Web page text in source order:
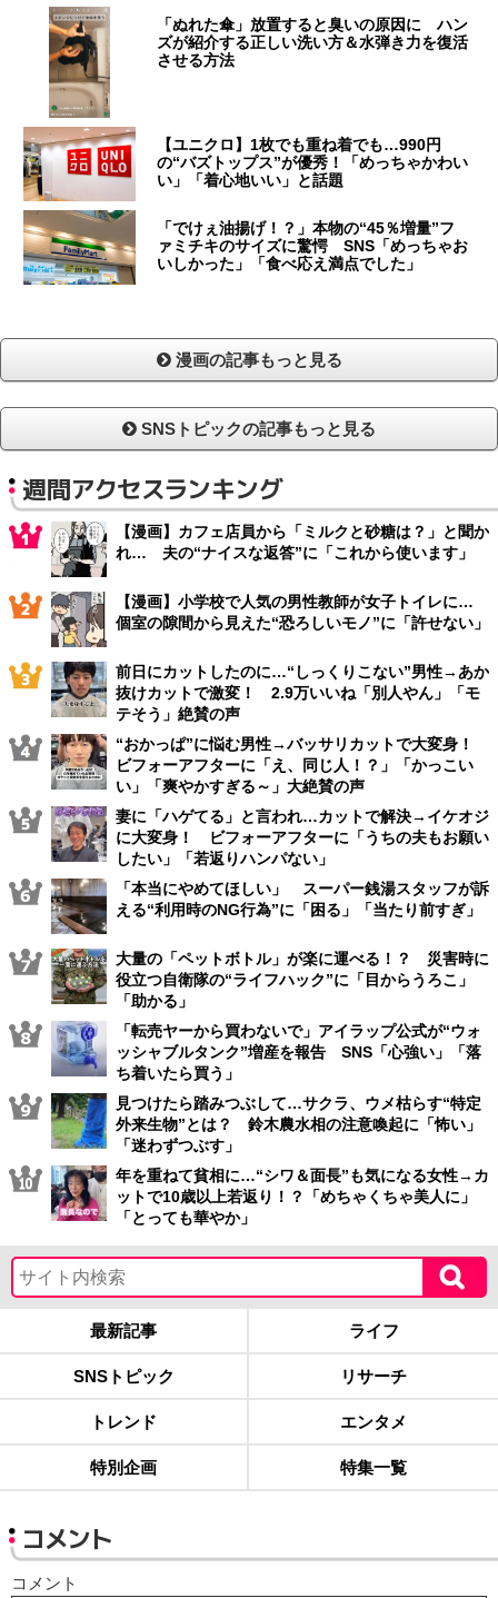
「ぬれた傘」放置すると臭いの原因に ハン
ズが紹介する正しい洗い方＆水弾き力を復活
させる方法
【ユニクロ】1枚でも重ね着でも…990円
の“バズトップス”が優秀！「めっちゃかわい
い」「着心地いい」と話題
「でけぇ油揚げ！？」本物の“45％増量”フ
ァミチキのサイズに驚愕 SNS「めっちゃお
いしかった」「食べ応え満点でした」
漫画の記事もっと見る
SNSトピックの記事もっと見る
週間アクセスランキング
【漫画】カフェ店員から「ミルクと砂糖は？」と聞か
れ… 夫の“ナイスな返答”に「これから使います」
【漫画】小学校で人気の男性教師が女子トイレに…
個室の隙間から見えた“恐ろしいモノ”に「許せない」
前日にカットしたのに…“しっくりこない”男性→あか
抜けカットで激変！ 2.9万いいね「別人やん」「モ
テそう」絶賛の声
“おかっぱ”に悩む男性→バッサリカットで大変身！
ビフォーアフターに「え、同じ人！？」「かっこい
い」「爽やかすぎる～」大絶賛の声
妻に「ハゲてる」と言われ…カットで解決→イケオジ
に大変身！ ビフォーアフターに「うちの夫もお願い
したい」「若返りハンパない」
「本当にやめてほしい」 スーパー銭湯スタッフが訴
える“利用時のNG行為”に「困る」「当たり前すぎ」
大量の「ペットボトル」が楽に運べる！？ 災害時に
役立つ自衛隊の“ライフハック”に「目からうろこ」
「助かる」
「転売ヤーから買わないで」アイラップ公式が“ウォ
ッシャブルタンク”増産を報告 SNS「心強い」「落
ち着いたら買う」
見つけたら踏みつぶして…サクラ、ウメ枯らす“特定
外来生物”とは？ 鈴木農水相の注意喚起に「怖い」
「迷わずつぶす」
年を重ねて貧相に…“シワ＆面長”も気になる女性→カ
ットで10歳以上若返り！？「めちゃくちゃ美人に」
「とっても華やか」
最新記事 ライフ
SNSトピック リサーチ
トレンド エンタメ
特別企画 特集一覧
コメント
コメント